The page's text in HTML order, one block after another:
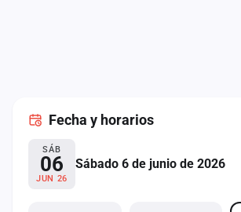
Fecha y horarios
SÁB
06
JUN 26
Sábado 6 de junio de 2026
Administración
Contacto